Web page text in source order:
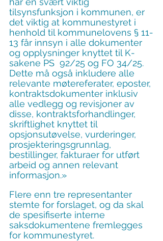
tilsynsfunksjon i kommunen, er
det viktig at kommunestyret i
henhold til kommunelovens § 11-
13 får innsyn i alle dokumenter
og opplysninger knyttet til K-
sakene PS  92/25 og FO 34/25.
Dette må også inkludere alle
relevante møtereferater, eposter,
kontraktsdokumenter inklusiv
alle vedlegg og revisjoner av
disse, kontraktsforhandlinger,
skriftlighet knyttet til
opsjonsutøvelse, vurderinger,
prosjekteringsgrunnlag,
bestillinger, fakturaer for utført
arbeid og annen relevant
informasjon.»
Flere enn tre representanter
stemte for forslaget, og da skal
de spesifiserte interne
saksdokumentene fremlegges
for kommunestyret.